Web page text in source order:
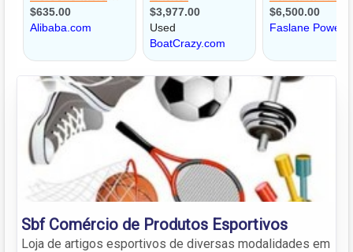
Sbf Comércio de Produtos Esportivos
Loja de artigos esportivos de diversas modalidades em